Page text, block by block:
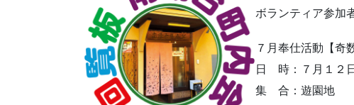
ボランティア参加
７月奉仕活動【奇
日 時：７月１２
集 合：遊園地